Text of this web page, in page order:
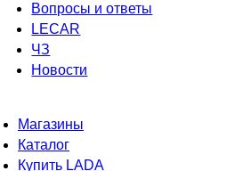
Вопросы и ответы
LECAR
ЧЗ
Новости
Магазины
Каталог
Купить LADA